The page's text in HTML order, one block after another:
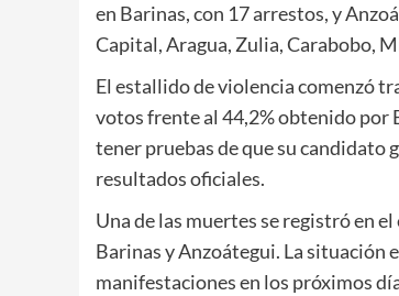
en Barinas, con 17 arrestos, y
Capital, Aragua, Zulia, Carabobo,
El estallido de violencia comenzó
votos frente al 44,2% obtenido por
tener pruebas de que su candidato
resultados oficiales.
Una de las muertes se registró en
Barinas y Anzoátegui. La situación
manifestaciones en los próximos